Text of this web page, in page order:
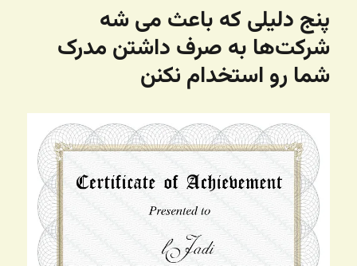
پنج دلیلی که باعث می شه
شرکت‌ها به صرف داشتن مدرک
شما رو استخدام نکنن